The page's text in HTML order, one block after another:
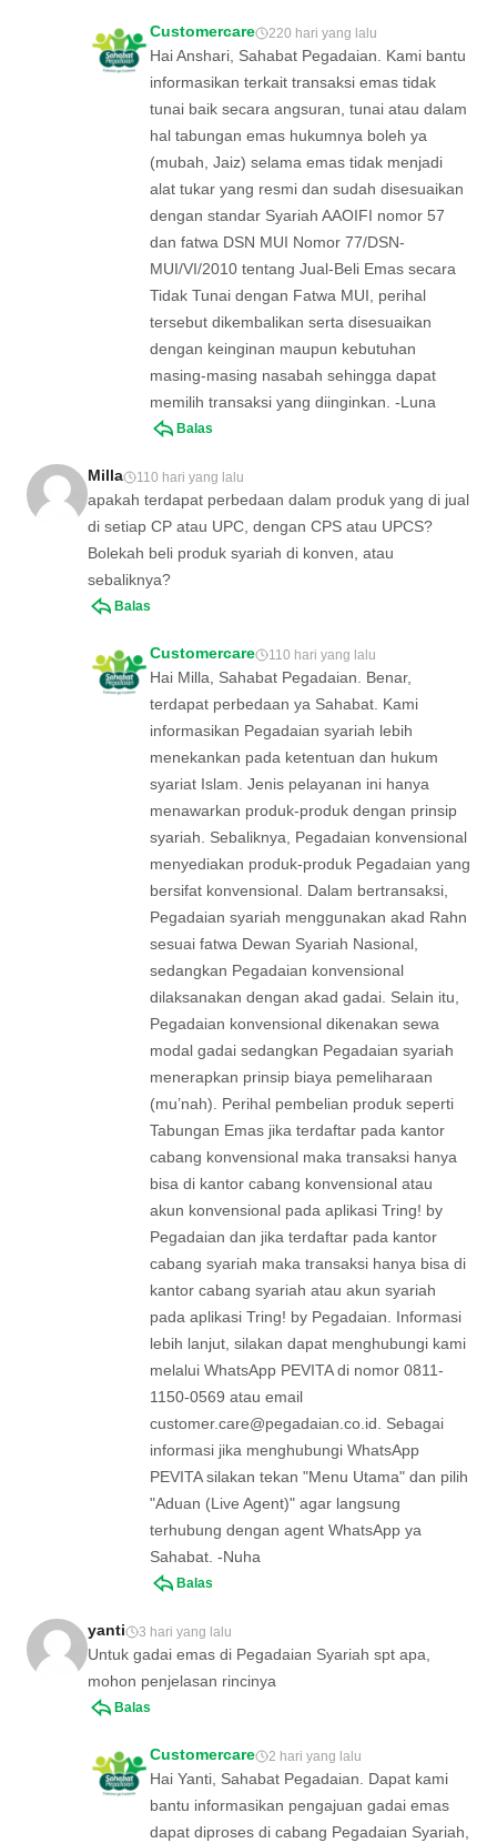
Customercare 220 hari yang lalu
Hai Anshari, Sahabat Pegadaian. Kami bantu
informasikan terkait transaksi emas tidak
tunai baik secara angsuran, tunai atau dalam
hal tabungan emas hukumnya boleh ya
(mubah, Jaiz) selama emas tidak menjadi
alat tukar yang resmi dan sudah disesuaikan
dengan standar Syariah AAOIFI nomor 57
dan fatwa DSN MUI Nomor 77/DSN-
MUI/VI/2010 tentang Jual-Beli Emas secara
Tidak Tunai dengan Fatwa MUI, perihal
tersebut dikembalikan serta disesuaikan
dengan keinginan maupun kebutuhan
masing-masing nasabah sehingga dapat
memilih transaksi yang diinginkan. -Luna
Balas
Milla 110 hari yang lalu
apakah terdapat perbedaan dalam produk yang di jual
di setiap CP atau UPC, dengan CPS atau UPCS?
Bolekah beli produk syariah di konven, atau
sebaliknya?
Balas
Customercare 110 hari yang lalu
Hai Milla, Sahabat Pegadaian. Benar,
terdapat perbedaan ya Sahabat. Kami
informasikan Pegadaian syariah lebih
menekankan pada ketentuan dan hukum
syariat Islam. Jenis pelayanan ini hanya
menawarkan produk-produk dengan prinsip
syariah. Sebaliknya, Pegadaian konvensional
menyediakan produk-produk Pegadaian yang
bersifat konvensional. Dalam bertransaksi,
Pegadaian syariah menggunakan akad Rahn
sesuai fatwa Dewan Syariah Nasional,
sedangkan Pegadaian konvensional
dilaksanakan dengan akad gadai. Selain itu,
Pegadaian konvensional dikenakan sewa
modal gadai sedangkan Pegadaian syariah
menerapkan prinsip biaya pemeliharaan
(mu’nah). Perihal pembelian produk seperti
Tabungan Emas jika terdaftar pada kantor
cabang konvensional maka transaksi hanya
bisa di kantor cabang konvensional atau
akun konvensional pada aplikasi Tring! by
Pegadaian dan jika terdaftar pada kantor
cabang syariah maka transaksi hanya bisa di
kantor cabang syariah atau akun syariah
pada aplikasi Tring! by Pegadaian. Informasi
lebih lanjut, silakan dapat menghubungi kami
melalui WhatsApp PEVITA di nomor 0811-
1150-0569 atau email
customer.care@pegadaian.co.id. Sebagai
informasi jika menghubungi WhatsApp
PEVITA silakan tekan "Menu Utama" dan pilih
"Aduan (Live Agent)" agar langsung
terhubung dengan agent WhatsApp ya
Sahabat. -Nuha
Balas
yanti 3 hari yang lalu
Untuk gadai emas di Pegadaian Syariah spt apa,
mohon penjelasan rincinya
Balas
Customercare 2 hari yang lalu
Hai Yanti, Sahabat Pegadaian. Dapat kami
bantu informasikan pengajuan gadai emas
dapat diproses di cabang Pegadaian Syariah,